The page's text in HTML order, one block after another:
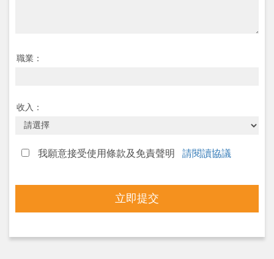
職業：
收入：
我願意接受使用條款及免責聲明 請閱讀協議